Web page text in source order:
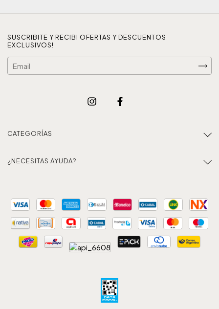
SUSCRIBITE Y RECIBI OFERTAS Y DESCUENTOS
EXCLUSIVOS!
CATEGORÍAS
¿NECESITAS AYUDA?